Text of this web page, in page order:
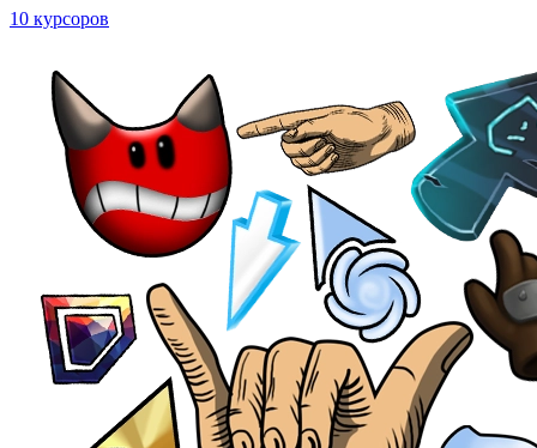
10 курсоров